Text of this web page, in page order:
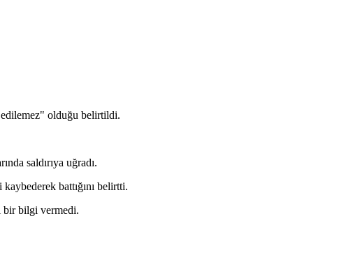
edilemez" olduğu belirtildi.
saldırıya uğradı.
battığını belirtti.
bir bilgi vermedi.